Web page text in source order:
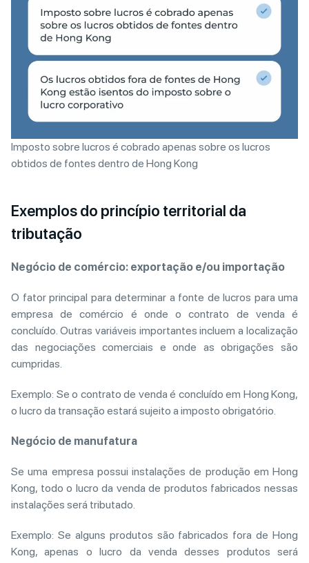
Imposto sobre lucros é cobrado apenas sobre os lucros
obtidos de fontes dentro de Hong Kong
Exemplos do princípio territorial da
tributação
Negócio de comércio: exportação e/ou importação
O fator principal para determinar a fonte de lucros para uma
empresa de comércio é onde o contrato de venda é
concluído. Outras variáveis importantes incluem a localização
das negociações comerciais e onde as obrigações são
cumpridas.
Exemplo: Se o contrato de venda é concluído em Hong Kong,
o lucro da transação estará sujeito a imposto obrigatório.
Negócio de manufatura
Se uma empresa possui instalações de produção em Hong
Kong, todo o lucro da venda de produtos fabricados nessas
instalações será tributado.
Exemplo: Se alguns produtos são fabricados fora de Hong
Kong, apenas o lucro da venda desses produtos será